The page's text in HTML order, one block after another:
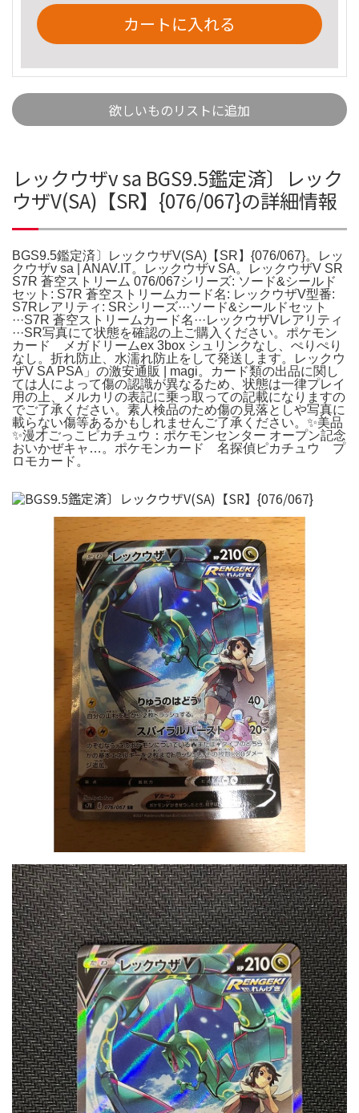
カートに入れる
欲しいものリストに追加
レックウザv sa BGS9.5鑑定済〕レック
ウザV(SA)【SR】{076/067}の詳細情報
BGS9.5鑑定済〕レックウザV(SA)【SR】{076/067}。レッ
クウザv sa | ANAV.IT。レックウザv SA。レックウザV SR
S7R 蒼空ストリーム 076/067シリーズ: ソード&シールド
セット: S7R 蒼空ストリームカード名: レックウザV型番:
S7Rレアリティ: SRシリーズ···ソード&シールドセット
···S7R 蒼空ストリームカード名···レックウザVレアリティ
···SR写真にて状態を確認の上ご購入ください。ポケモン
カード メガドリームex 3box シュリンクなし、ぺりぺり
なし。折れ防止、水濡れ防止をして発送します。レックウ
ザV SA PSA」の激安通販 | magi。カード類の出品に関し
ては人によって傷の認識が異なるため、状態は一律プレイ
用の上、メルカリの表記に乗っ取っての記載になりますの
でご了承ください。素人検品のため傷の見落としや写真に
載らない傷等あるかもしれませんご了承ください。✨美品
✨漫才ごっこピカチュウ：ポケモンセンター オープン記念
おいかぜキャ…。ポケモンカード 名探偵ピカチュウ プ
ロモカード。